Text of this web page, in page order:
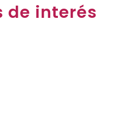
de interés